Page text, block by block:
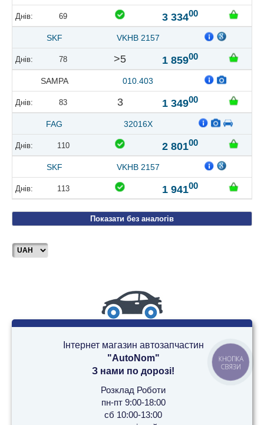
69 3 33400
SKF VKHB 2157
78 >5 1 85900
SAMPA 010.403
83 3 1 34900
FAG 32016X
110 2 80100
SKF VKHB 2157
113 1 94100
Показати без аналогів
Інтернет магазин автозапчастин
"AutoNom"
З нами по дорозі!
Розклад Роботи
пн-пт 9:00-18:00
сб 10:00-13:00
КНОПКА
СВЯЗИ